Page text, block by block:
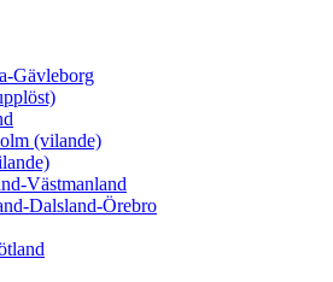
Gävleborg
(vilande)
Västmanland
Dalsland-Örebro